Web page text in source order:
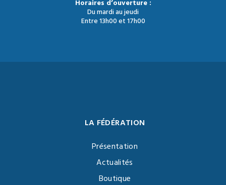
Horaires d’ouverture :
Du mardi au jeudi
Entre 13h00 et 17h00
LA FÉDÉRATION
Présentation
Actualités
Boutique